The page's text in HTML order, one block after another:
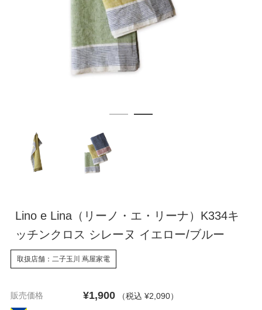
Lino e Lina（リーノ・エ・リーナ）K334キ
ッチンクロス シレーヌ イエロー/ブルー
取扱店舗：二子玉川 蔦屋家電
販売価格 ¥1,900 （税込 ¥2,090）